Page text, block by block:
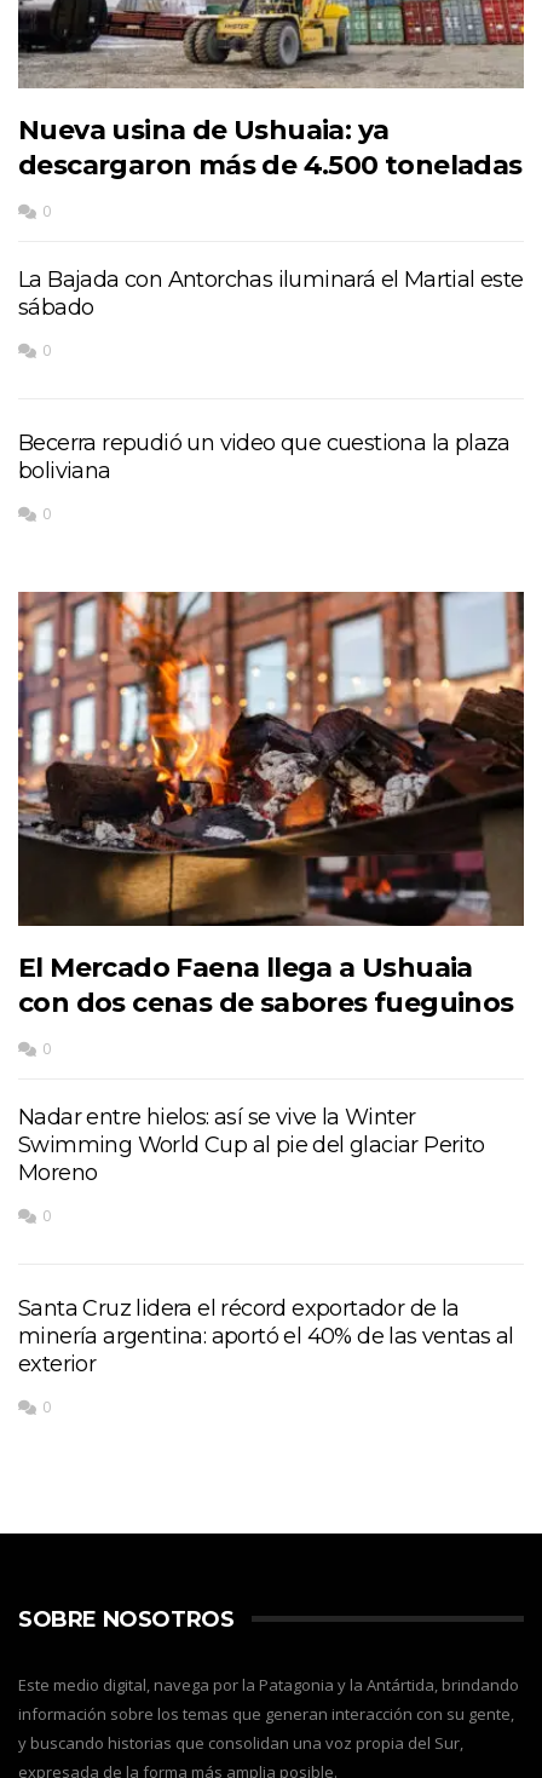
Nueva usina de Ushuaia: ya
descargaron más de 4.500 toneladas
0
La Bajada con Antorchas iluminará el Martial este
sábado
0
Becerra repudió un video que cuestiona la plaza
boliviana
0
El Mercado Faena llega a Ushuaia
con dos cenas de sabores fueguinos
0
Nadar entre hielos: así se vive la Winter
Swimming World Cup al pie del glaciar Perito
Moreno
0
Santa Cruz lidera el récord exportador de la
minería argentina: aportó el 40% de las ventas al
exterior
0
SOBRE NOSOTROS
Este medio digital, navega por la Patagonia y la Antártida, brindando
información sobre los temas que generan interacción con su gente,
y buscando historias que consolidan una voz propia del Sur,
expresada de la forma más amplia posible.